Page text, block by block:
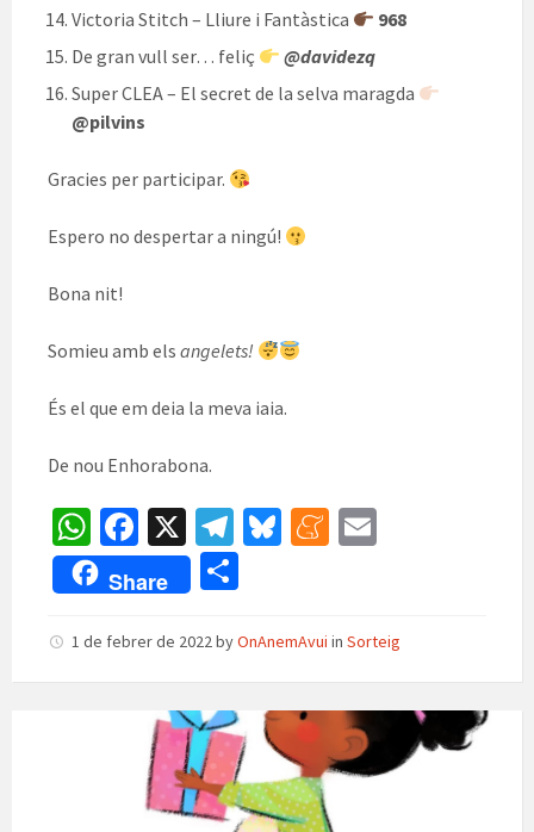
Victoria Stitch – Lliure i Fantàstica
968
De gran vull ser… feliç
@davidezq
Super CLEA – El secret de la selva maragda
@pilvins
Gracies per participar.
Espero no despertar a ningú!
Bona nit!
Somieu amb els angelets!
És el que em deia la meva iaia.
De nou Enhorabona.
W
h
at
sA
p
Fa
ce
b
o
o
k
X
Te
le
gr
a
m
Bl
ky
M
ea
m
e
l
Share
m
p
ar
te
ix
1 de febrer de 2022byOnAnemAvui in Sorteig
Sorteig
on
anem
avui